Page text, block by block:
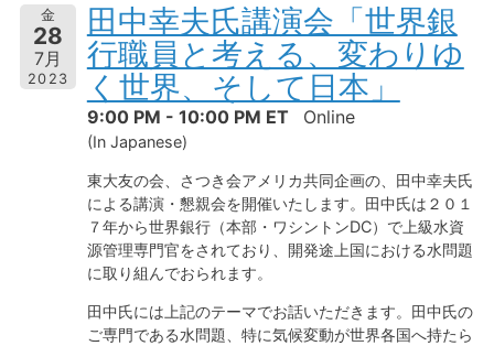
金
28
7月
2023
田中幸夫氏講演会「世界銀
行職員と考える、変わりゆ
く世界、そして日本」
9:00 PM - 10:00 PM ET Online
(In Japanese)
東大友の会、さつき会アメリカ共同企画の、田中幸夫氏
による講演・懇親会を開催いたします。田中氏は２０１
７年から世界銀行（本部・ワシントンDC）で上級水資
源管理専門官をされており、開発途上国における水問題
に取り組んでおられます。
田中氏には上記のテーマでお話いただきます。田中氏の
ご専門である水問題、特に気候変動が世界各国へ持たら